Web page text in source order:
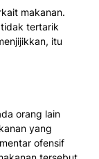
makanan.
tertarik
itu
orang lain
yang
ofensif